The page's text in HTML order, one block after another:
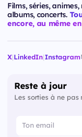
Films, séries,
albums, concerts.
encore, au même
X|LinkedIn|Instagram
Reste à jour
Les sorties à ne pas